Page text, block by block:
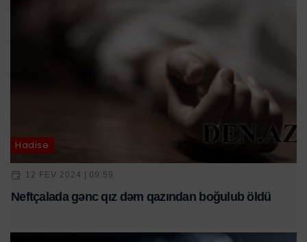
Hadisə
12 FEV 2024 | 09:59
Neftçalada gənc qız dəm qazından boğulub öldü